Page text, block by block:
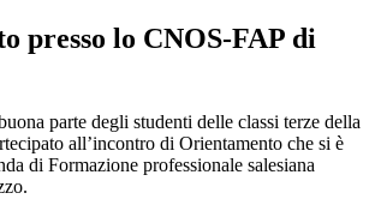
presso lo CNOS-FAP di
parte degli studenti delle classi terze della
all’incontro di Orientamento che si è
di Formazione professionale salesiana